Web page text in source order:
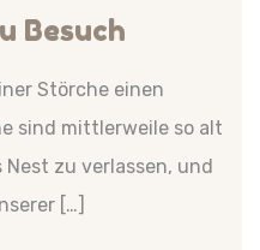
Besuch
Störche einen
sind mittlerweile so alt
zu verlassen, und
[…]